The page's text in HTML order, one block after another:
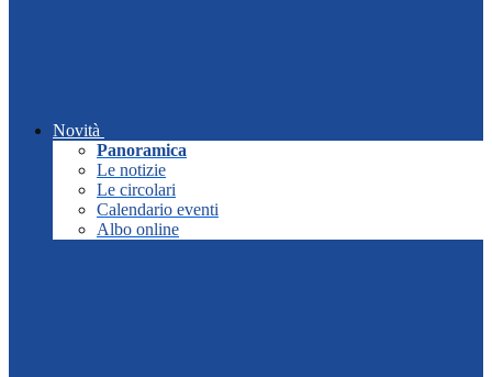
Novità
Panoramica
Le notizie
Le circolari
Calendario eventi
Albo online